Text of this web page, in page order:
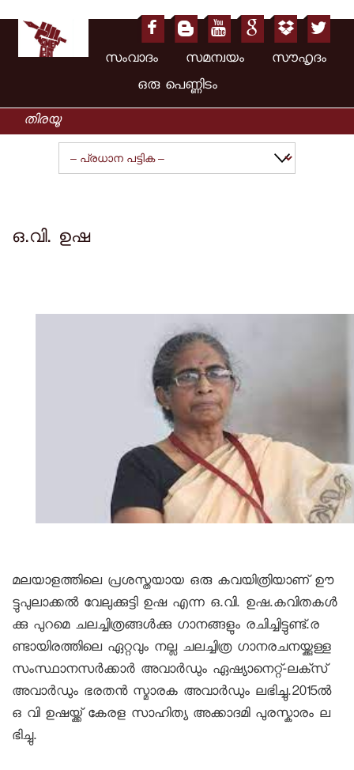
സംവാദം സമന്വയം സൗഹൃദം
ഒരു പെണ്ണിടം
ഒ.വി. ഉഷ
മലയാളത്തിലെ പ്രശസ്തയായ ഒരു കവയിത്രിയാണ്‌ ഊ
ട്ടുപുലാക്കൽ വേലുക്കുട്ടി ഉഷ എന്ന ഒ.വി. ഉഷ.കവിതകൾ
ക്കു പുറമെ ചലച്ചിത്രങ്ങൾക്കു ഗാനങ്ങളും രചിച്ചിട്ടുണ്ട്.ര
ണ്ടായിരത്തിലെ ഏറ്റവും നല്ല ചലച്ചിത്ര ഗാനരചനയ്ക്കുള്ള
സംസ്ഥാനസര്‍ക്കാര്‍ അവാര്‍ഡും ഏഷ്യാനെറ്റ്-ലക്‌സ്
അവാര്‍ഡും ഭരതന്‍ സ്മാരക അവാര്‍ഡും ലഭിച്ചു.2015ൽ
ഒ വി ഉഷയ്ക്ക് കേരള സാഹിത്യ അക്കാദമി പുരസ്കാരം ല
ഭിച്ചു.